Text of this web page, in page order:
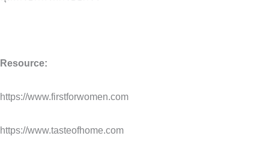
Resource:
https://www.firstforwomen.com
https://www.tasteofhome.com